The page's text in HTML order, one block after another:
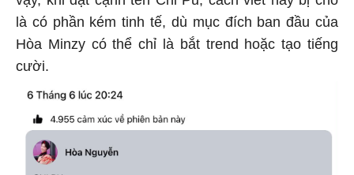
là có phần kém tinh tế, dù mục đích ban đầu của
Hòa Minzy có thể chỉ là bắt trend hoặc tạo tiếng
cười.